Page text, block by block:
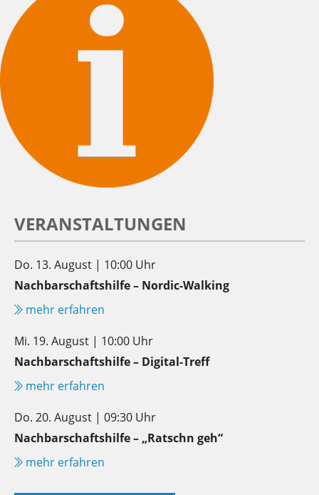
VERANSTALTUNGEN
Do. 13. August | 10:00 Uhr
Nachbarschaftshilfe – Nordic-Walking
mehr erfahren
Mi. 19. August | 10:00 Uhr
Nachbarschaftshilfe – Digital-Treff
mehr erfahren
Do. 20. August | 09:30 Uhr
Nachbarschaftshilfe – „Ratschn geh“
mehr erfahren